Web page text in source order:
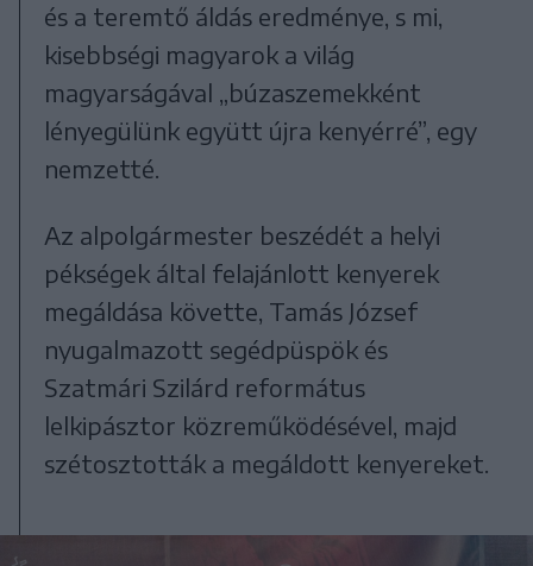
és a teremtő áldás eredménye, s mi,
kisebbségi magyarok a világ
magyarságával „búzaszemekként
lényegülünk együtt újra kenyérré”, egy
nemzetté.
Az alpolgármester beszédét a helyi
pékségek által felajánlott kenyerek
megáldása követte, Tamás József
nyugalmazott segédpüspök és
Szatmári Szilárd református
lelkipásztor közreműködésével, majd
szétosztották a megáldott kenyereket.